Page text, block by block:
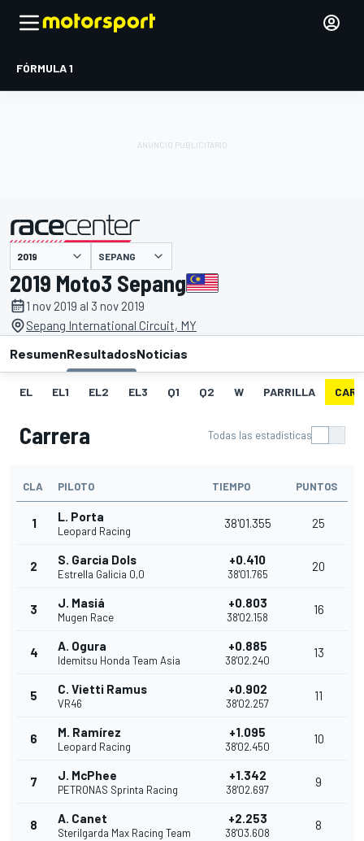
FÓRMULA 1
presentado por SEPANG
2019 Moto3 Sepang
1 nov 2019 al 3 nov 2019
Sepang International Circuit, MY
ResumenResultadosNoticias
EL EL1 EL2 EL3 Q1 Q2 W PARRILLA
Carrera Todas las estadísticas
CLA PILOTO TIEMPO PUNTOS
1 L. Porta
Leopard Racing
38'01.355 25
2 S. Garcia Dols
Estrella Galicia 0,0
+0.410
38'01.765
20
3 J. Masiá
Mugen Race
+0.803
38'02.158
16
4 A. Ogura
Idemitsu Honda Team Asia
+0.885
38'02.240
13
5 C. Vietti Ramus
VR46
+0.902
38'02.257
11
6 M. Ramírez
Leopard Racing
+1.095
38'02.450
10
7 J. McPhee
PETRONAS Sprinta Racing
+1.342
38'02.697
9
8 A. Canet
Sterilgarda Max Racing Team
+2.253
38'03.608
8